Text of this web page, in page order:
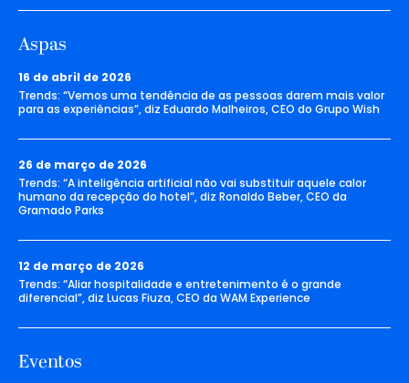
Aspas
16 de abril de 2026
Trends: “Vemos uma tendência de as pessoas darem mais valor
para as experiências”, diz Eduardo Malheiros, CEO do Grupo Wish
26 de março de 2026
Trends: “A inteligência artificial não vai substituir aquele calor
humano da recepção do hotel”, diz Ronaldo Beber, CEO da
Gramado Parks
12 de março de 2026
Trends: “Aliar hospitalidade e entretenimento é o grande
diferencial”, diz Lucas Fiuza, CEO da WAM Experience
Eventos